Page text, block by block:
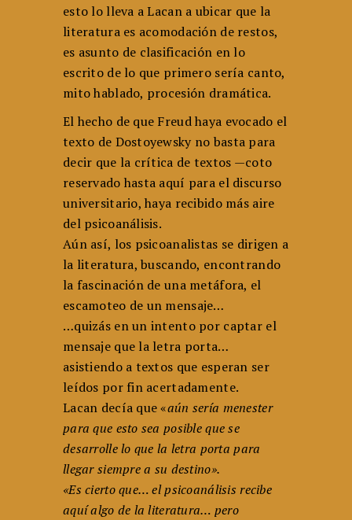
esto lo lleva a Lacan a ubicar que la
literatura es acomodación de restos,
es asunto de clasificación en lo
escrito de lo que primero sería canto,
mito hablado, procesión dramática.
El hecho de que Freud haya evocado el
texto de Dostoyewsky no basta para
decir que la crítica de textos —coto
reservado hasta aquí para el discurso
universitario, haya recibido más aire
del psicoanálisis.
Aún así, los psicoanalistas se dirigen a
la literatura, buscando, encontrando
la fascinación de una metáfora, el
escamoteo de un mensaje…
…quizás en un intento por captar el
mensaje que la letra porta…
asistiendo a textos que esperan ser
leídos por fin acertadamente.
Lacan decía que «aún sería menester
para que esto sea posi­ble que se
desarrolle lo que la letra porta para
llegar siempre a su destino».
«Es cierto que… el psicoanálisis recibe
aquí algo de la lite­ratura… pero